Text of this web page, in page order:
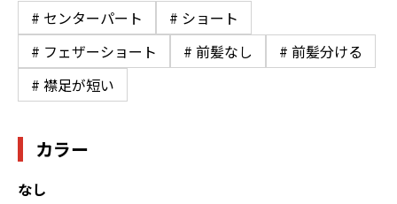
# センターパート
# ショート
# フェザーショート
# 前髪なし
# 前髪分ける
# 襟足が短い
カラー
なし